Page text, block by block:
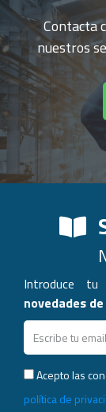
Contacta
nuestros
Introduce
novedades
Acepto las
política de